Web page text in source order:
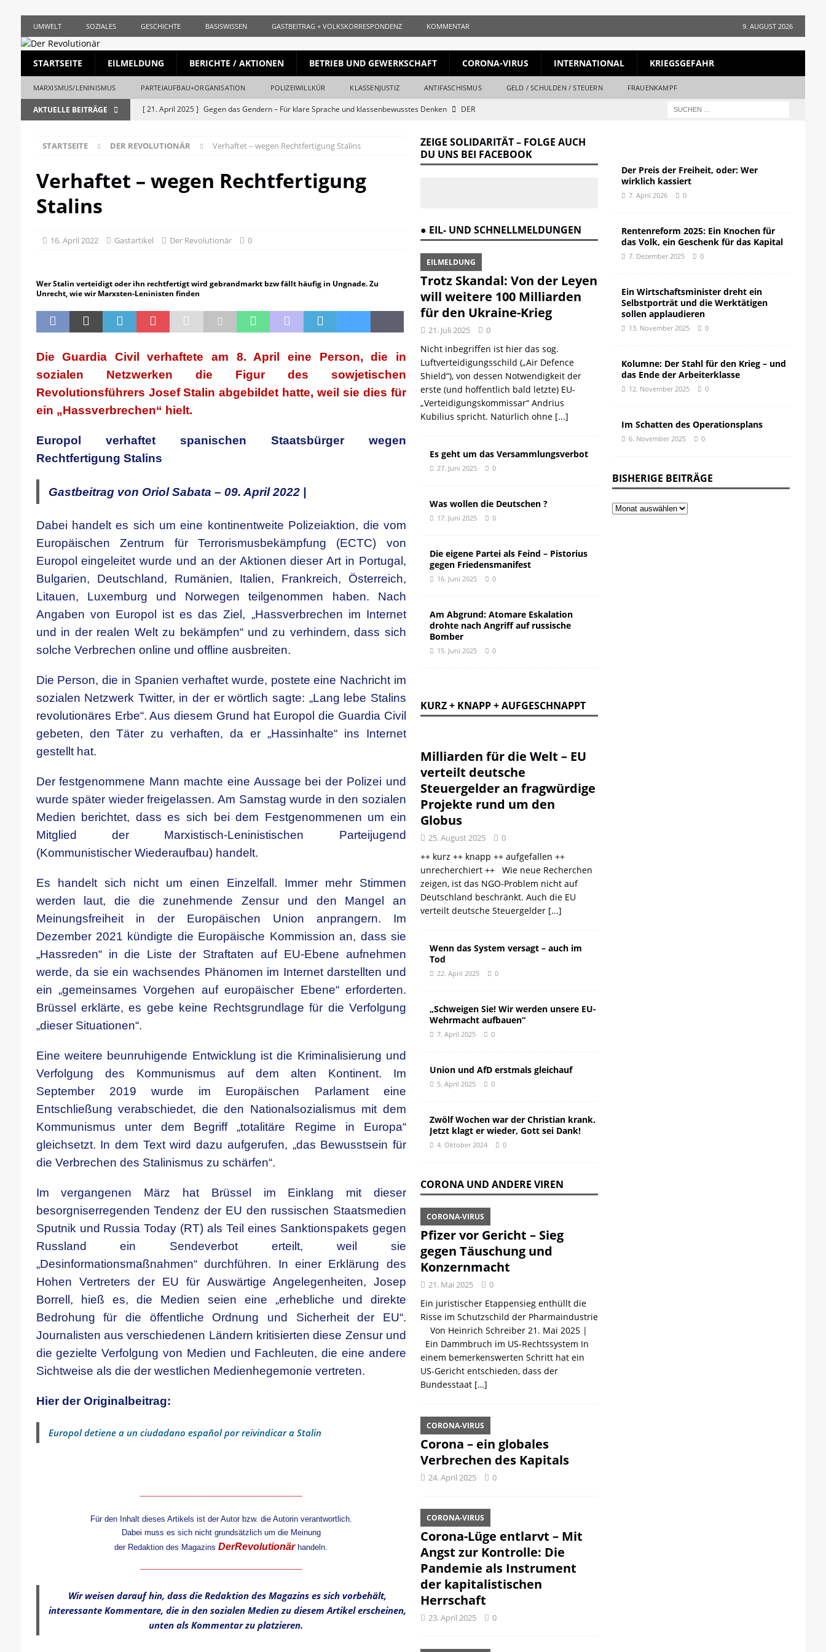
UMWELT SOZIALES GESCHICHTE BASISWISSEN GASTBEITRAG + VOLKSKORRESPONDENZ KOMMENTAR 9. AUGUST 2026
STARTSEITE EILMELDUNG BERICHTE / AKTIONEN BETRIEB UND GEWERKSCHAFT CORONA-VIRUS INTERNATIONAL KRIEGSGEFAHR
MARXISMUS/LENINISMUS PARTEIAUFBAU+ORGANISATION POLIZEIWILLKÜR KLASSENJUSTIZ ANTIFASCHISMUS GELD / SCHULDEN / STEUERN FRAUENKAMPF
AKTUELLE BEITRÄGE [ 21. April 2025 ] Gegen das Gendern – Für klare Sprache und klassenbewusstes Denken
DER
[ 5. April 2025 ]
Union und AfD erstmals gleichauf
KURZ + KNAPP + AUFGESCHNAPPT
Die bürgerliche Journaille und der Krieg
[ 19. April 2023 ]
1. Mai: Gegen Krise, Krieg und Kapital
DER REVOLUTIONÄR
1956, Ungarn und der Verrat des Revisionismus: Der Klassenkampf hinter der Lüge
DER
DER REVOLUTIONÄR
[ 14. April 2026 ]
[ 8. April 2026 ]
Die DKP predigt Kampf und meint Anpassung
DER REVOLUTIONÄR
[ 6. April 2026 ] Klassenkampf von oben: Wie der DGB seine eigenen Genossen verriet DER REVOLUTIONÄR
STARTSEITE DER REVOLUTIONÄR Verhaftet – wegen Rechtfertigung Stalins
Verhaftet – wegen Rechtfertigung
Stalins
16. April 2022 Gastartikel Der Revolutionär 0
Wer Stalin verteidigt oder ihn rechtfertigt wird gebrandmarkt bzw fällt häufig in Ungnade. Zu
Unrecht, wie wir Marxsten-Leninisten finden
Die Guardia Civil verhaftete am 8. April eine Person, die in
sozialen Netzwerken die Figur des sowjetischen
Revolutionsführers Josef Stalin abgebildet hatte, weil sie dies für
ein „Hassverbrechen“ hielt.
Europol verhaftet spanischen Staatsbürger wegen
Rechtfertigung Stalins
Gastbeitrag von Oriol Sabata – 09. April 2022 |
Dabei handelt es sich um eine kontinentweite Polizeiaktion, die vom
Europäischen Zentrum für Terrorismusbekämpfung (ECTC) von
Europol eingeleitet wurde und an der Aktionen dieser Art in Portugal,
Bulgarien, Deutschland, Rumänien, Italien, Frankreich, Österreich,
Litauen, Luxemburg und Norwegen teilgenommen haben. Nach
Angaben von Europol ist es das Ziel, „Hassverbrechen im Internet
und in der realen Welt zu bekämpfen“ und zu verhindern, dass sich
solche Verbrechen online und offline ausbreiten.
Die Person, die in Spanien verhaftet wurde, postete eine Nachricht im
sozialen Netzwerk Twitter, in der er wörtlich sagte: „Lang lebe Stalins
revolutionäres Erbe“. Aus diesem Grund hat Europol die Guardia Civil
gebeten, den Täter zu verhaften, da er „Hassinhalte“ ins Internet
gestellt hat.
Der festgenommene Mann machte eine Aussage bei der Polizei und
wurde später wieder freigelassen. Am Samstag wurde in den sozialen
Medien berichtet, dass es sich bei dem Festgenommenen um ein
Mitglied der Marxistisch-Leninistischen Parteijugend
(Kommunistischer Wiederaufbau) handelt.
Es handelt sich nicht um einen Einzelfall. Immer mehr Stimmen
werden laut, die die zunehmende Zensur und den Mangel an
Meinungsfreiheit in der Europäischen Union anprangern. Im
Dezember 2021 kündigte die Europäische Kommission an, dass sie
„Hassreden“ in die Liste der Straftaten auf EU-Ebene aufnehmen
werde, da sie ein wachsendes Phänomen im Internet darstellten und
ein „gemeinsames Vorgehen auf europäischer Ebene“ erforderten.
Brüssel erklärte, es gebe keine Rechtsgrundlage für die Verfolgung
„dieser Situationen“.
Eine weitere beunruhigende Entwicklung ist die Kriminalisierung und
Verfolgung des Kommunismus auf dem alten Kontinent. Im
September 2019 wurde im Europäischen Parlament eine
Entschließung verabschiedet, die den Nationalsozialismus mit dem
Kommunismus unter dem Begriff „totalitäre Regime in Europa“
gleichsetzt. In dem Text wird dazu aufgerufen, „das Bewusstsein für
die Verbrechen des Stalinismus zu schärfen“.
Im vergangenen März hat Brüssel im Einklang mit dieser
besorgniserregenden Tendenz der EU den russischen Staatsmedien
Sputnik und Russia Today (RT) als Teil eines Sanktionspakets gegen
Russland ein Sendeverbot erteilt, weil sie
„Desinformationsmaßnahmen“ durchführen. In einer Erklärung des
Hohen Vertreters der EU für Auswärtige Angelegenheiten, Josep
Borrell, hieß es, die Medien seien eine „erhebliche und direkte
Bedrohung für die öffentliche Ordnung und Sicherheit der EU“.
Journalisten aus verschiedenen Ländern kritisierten diese Zensur und
die gezielte Verfolgung von Medien und Fachleuten, die eine andere
Sichtweise als die der westlichen Medienhegemonie vertreten.
Hier der Originalbeitrag:
Europol detiene a un ciudadano español por reivindicar a Stalin
Für den Inhalt dieses Artikels ist der Autor bzw. die Autorin verantwortlich.
Dabei muss es sich nicht grundsätzlich um die Meinung
der Redaktion des MagazinsDerRevolutionärhandeln.
Wir weisen darauf hin, dass die Redaktion des Magazins es sich vorbehält,
interessante Kommentare, die in den sozialen Medien zu diesem Artikel erscheinen,
unten als Kommentar zu platzieren.
ZEIGE SOLIDARITÄT – FOLGE AUCH
DU UNS BEI FACEBOOK
● EIL- UND SCHNELLMELDUNGEN
EILMELDUNG
Trotz Skandal: Von der Leyen
will weitere 100 Milliarden
für den Ukraine-Krieg
21. Juli 2025 0
Nicht inbegriffen ist hier das sog.
Luftverteidigungsschild („Air Defence
Shield“), von dessen Notwendigkeit der
erste (und hoffentlich bald letzte) EU-
„Verteidigungskommissar“ Andrius
Kubilius spricht. Natürlich ohne [...]
Es geht um das Versammlungsverbot
27. Juni 2025 0
Was wollen die Deutschen ?
17. Juni 2025 0
Die eigene Partei als Feind – Pistorius
gegen Friedensmanifest
16. Juni 2025 0
Am Abgrund: Atomare Eskalation
drohte nach Angriff auf russische
Bomber
15. Juni 2025 0
KURZ + KNAPP + AUFGESCHNAPPT
Milliarden für die Welt – EU
verteilt deutsche
Steuergelder an fragwürdige
Projekte rund um den
Globus
25. August 2025 0
++ kurz ++ knapp ++ aufgefallen ++
unrecherchiert ++ Wie neue Recherchen
zeigen, ist das NGO-Problem nicht auf
Deutschland beschränkt. Auch die EU
verteilt deutsche Steuergelder [...]
Wenn das System versagt – auch im
Tod
22. April 2025 0
„Schweigen Sie! Wir werden unsere EU-
Wehrmacht aufbauen“
7. April 2025 0
Union und AfD erstmals gleichauf
5. April 2025 0
Zwölf Wochen war der Christian krank.
Jetzt klagt er wieder, Gott sei Dank!
4. Oktober 2024 0
CORONA UND ANDERE VIREN
Pfizer vor Gericht – Sieg
gegen Täuschung und
Konzernmacht
CORONA-VIRUS
21. Mai 2025 0
Ein juristischer Etappensieg enthüllt die
Risse im Schutzschild der Pharmaindustrie
Von Heinrich Schreiber 21. Mai 2025 |
Ein Dammbruch im US-Rechtssystem In
einem bemerkenswerten Schritt hat ein
US-Gericht entschieden, dass der
Bundesstaat […]
Corona – ein globales
Verbrechen des Kapitals
CORONA-VIRUS
24. April 2025 0
Corona-Lüge entlarvt – Mit
Angst zur Kontrolle: Die
Pandemie als Instrument
der kapitalistischen
Herrschaft
CORONA-VIRUS
23. April 2025 0
Der Preis der Freiheit, oder: Wer
wirklich kassiert
7. April 2026 0
Rentenreform 2025: Ein Knochen für
das Volk, ein Geschenk für das Kapital
7. Dezember 2025 0
Ein Wirtschaftsminister dreht ein
Selbstporträt und die Werktätigen
sollen applaudieren
13. November 2025 0
Kolumne: Der Stahl für den Krieg – und
das Ende der Arbeiterklasse
12. November 2025 0
Im Schatten des Operationsplans
6. November 2025 0
BISHERIGE BEITRÄGE